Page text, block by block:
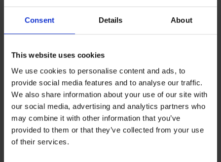
Consent Details About
This website uses cookies
We use cookies to personalise content and ads, to
provide social media features and to analyse our traffic.
We also share information about your use of our site with
our social media, advertising and analytics partners who
may combine it with other information that you’ve
provided to them or that they’ve collected from your use
of their services.
-25 % ALL25
Formbody Rocia
35,99 €
26,99 € codeALL25
Formbody Blasa
35,99 €
26,99 € code ALL25